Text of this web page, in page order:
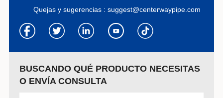
Quejas y sugerencias : suggest@centerwaypipe.com
BUSCANDO QUÉ PRODUCTO NECESITAS
O ENVÍA CONSULTA